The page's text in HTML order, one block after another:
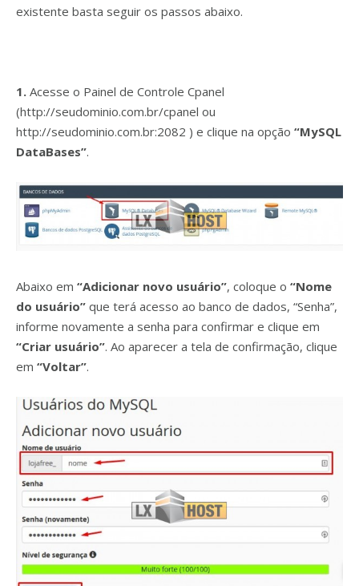
existente basta seguir os passos abaixo.
1. Acesse o Painel de Controle Cpanel
(http://seudominio.com.br/cpanel ou
http://seudominio.com.br:2082 ) e clique na opção “MySQL
DataBases”.
Abaixo em “Adicionar novo usuário”, coloque o “Nome
do usuário” que terá acesso ao banco de dados, “Senha”,
informe novamente a senha para confirmar e clique em
“Criar usuário”. Ao aparecer a tela de confirmação, clique
em “Voltar”.